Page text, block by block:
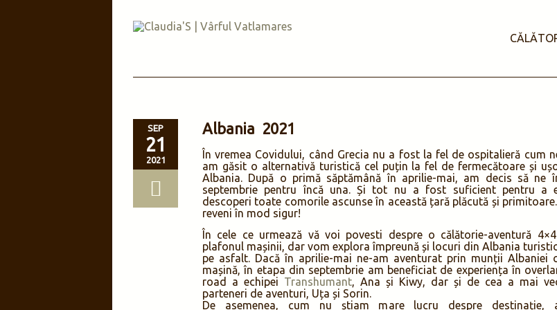
SEP
21
2021
Albania 2021
În vremea Covidului, când Grecia nu a fost la fel de ospitalieră cum
am găsit o alternativă turistică cel puțin la fel de fermecătoare și
Albania. După o primă săptămână în aprilie-mai, am decis să ne
septembrie pentru încă una. Și tot nu a fost suficient pentru a
descoperi toate comorile ascunse în această țară plăcută și
reveni în mod sigur!
În cele ce urmează vă voi povesti despre o călătorie-aventură
plafonul mașinii, dar vom explora împreună și locuri din Albania
pe asfalt. Dacă în aprilie-mai ne-am aventurat prin munții Albaniei
mașină, în etapa din septembrie am beneficiat de experiența în
road a echipei Transhumant, Ana și Kiwy, dar și de cea a mai
parteneri de aventuri, Uța și Sorin.
De asemenea, cum nu știam mare lucru despre destinație,